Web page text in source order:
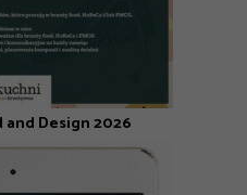
and Design 2026